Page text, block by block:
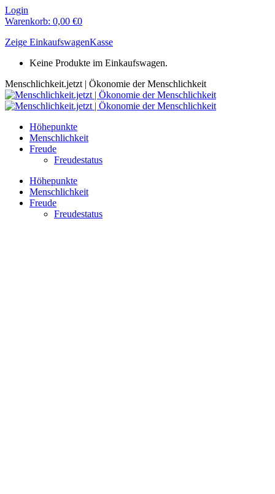
Zum
Inhalt
Login
Warenkorb: 0,00 €0
Zeige EinkaufswagenKasse
Keine Produkte im Einkaufswagen.
Menschlichkeit.jetzt | Ökonomie der Menschlichkeit
Höhepunkte
Menschlichkeit
Freude
Freudestatus
Höhepunkte
Menschlichkeit
Freude
Freudestatus